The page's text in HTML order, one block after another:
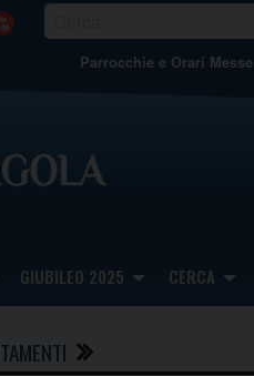
Youtube
Parrocchie e Orari Messe
GIUBILEO 2025 CERCA